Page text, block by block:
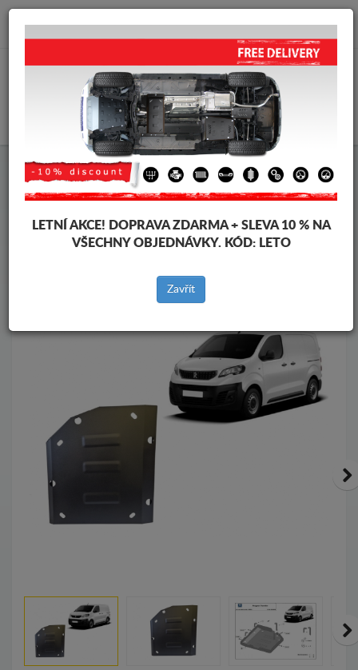
info@krytpodmotor.com
Kryt pod motor Peugeot Kryt pod motor Peugeot Traveller
vozidel
Značky vozidel
Zpět na produkty
LETNÍ AKCE! DOPRAVA ZDARMA + SLEVA 10 % NA
VŠECHNY OBJEDNÁVKY. KÓD: LETO
Zavřít